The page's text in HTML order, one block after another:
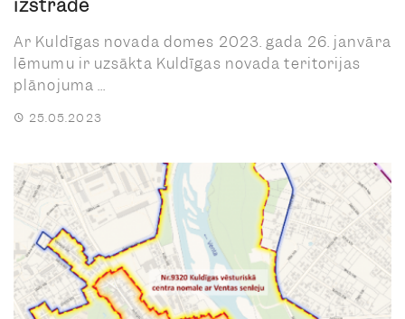
izstrādē
Ar Kuldīgas novada domes 2023. gada 26. janvāra
lēmumu ir uzsākta Kuldīgas novada teritorijas
plānojuma ...
25.05.2023